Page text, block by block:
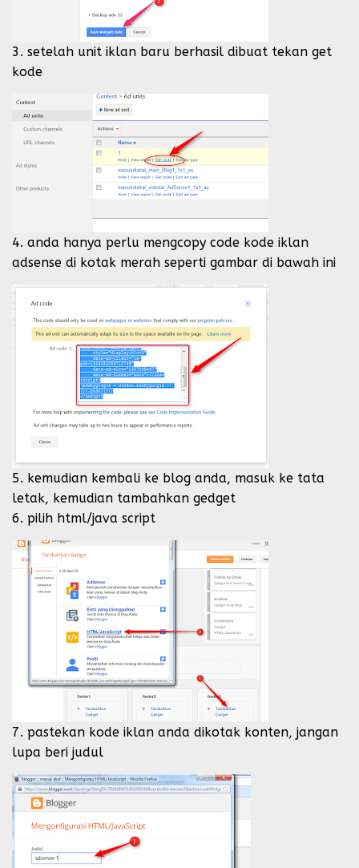
3. setelah unit iklan baru berhasil dibuat tekan get
kode
4. anda hanya perlu mengcopy code kode iklan
adsense di kotak merah seperti gambar di bawah ini
5. kemudian kembali ke blog anda, masuk ke tata
letak, kemudian tambahkan gedget
6. pilih html/java script
7. pastekan kode iklan anda dikotak konten, jangan
lupa beri judul